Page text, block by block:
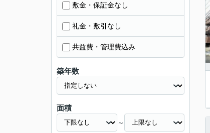
敷金・保証金なし
礼金・敷引なし
共益費・管理費込み
築年数
面積
～